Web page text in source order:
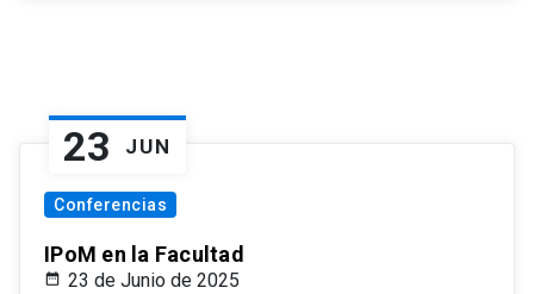
23 JUN
Conferencias
IPoM en la Facultad
23 de Junio de 2025